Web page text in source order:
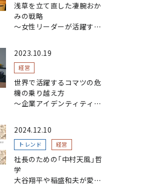
浅草を立て直した凄腕おか
みの戦略
〜女性リーダーが活躍する
2023.10.19
経営
世界で活躍するコマツの危
機の乗り越え方
〜企業アイデンティティの
2024.12.10
トレンド 経営
社長のための「中村天風」哲
学
大谷翔平や稲盛和夫が愛読、